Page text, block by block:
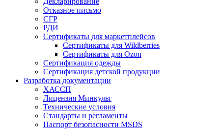
Отказное письмо
СГР
РДИ
Сертификаты для маркетплейсов
Сертификаты для Wildberries
Сертификаты для Ozon
Сертификация одежды
Сертификация детской продукции
Разработка документации
ХАССП
Лицензия Минкульт
Технические условия
Стандарты и регламенты
Паспорт безопасности MSDS